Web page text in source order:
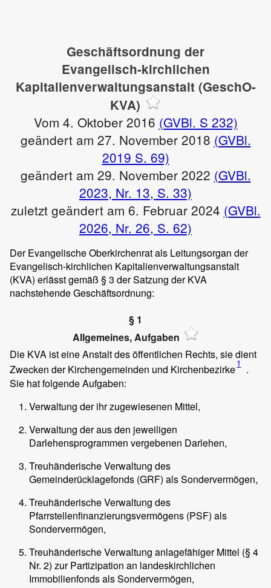
Geschäftsordnung der
Evangelisch-kirchlichen
Kapitalienverwaltungsanstalt (GeschO-
KVA)
Vom 4. Oktober 2016 (GVBl. S 232)
geändert am 27. November 2018 (GVBl.
2019 S. 69)
geändert am 29. November 2022 (GVBl.
2023, Nr. 13, S. 33)
zuletzt geändert am 6. Februar 2024 (GVBl.
2026, Nr. 26, S. 62)
Der Evangelische Oberkirchenrat als Leitungsorgan der
Evangelisch-kirchlichen Kapitalienverwaltungsanstalt
(KVA) erlässt gemäß § 3 der Satzung der KVA
nachstehende Geschäftsordnung:
§ 1
Allgemeines, Aufgaben
Die KVA ist eine Anstalt des öffentlichen Rechts, sie dient
Zwecken der Kirchengemeinden und Kirchenbezirke1
.
Sie hat folgende Aufgaben:
Verwaltung der ihr zugewiesenen Mittel,
Verwaltung der aus den jeweiligen
Darlehensprogrammen vergebenen Darlehen,
Treuhänderische Verwaltung des
Gemeinderücklagefonds (GRF) als Sondervermögen,
Treuhänderische Verwaltung des
Pfarrstellenfinanzierungsvermögens (PSF) als
Sondervermögen,
Treuhänderische Verwaltung anlagefähiger Mittel (§ 4
Nr. 2) zur Partizipation an landeskirchlichen
Immobilienfonds als Sondervermögen,